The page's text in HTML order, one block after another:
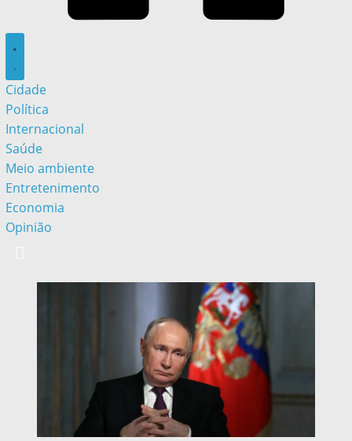
Cidade
Política
Internacional
Saúde
Meio ambiente
Entretenimento
Economia
Opinião